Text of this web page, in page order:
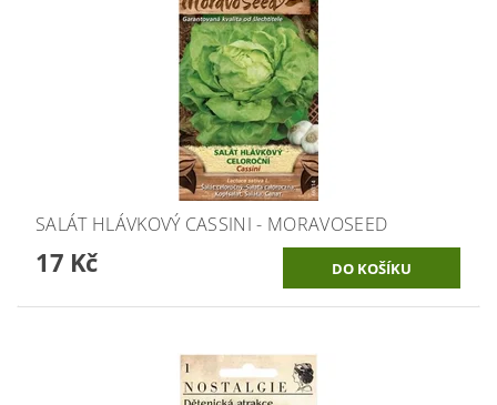
SALÁT HLÁVKOVÝ CASSINI - MORAVOSEED
17 Kč